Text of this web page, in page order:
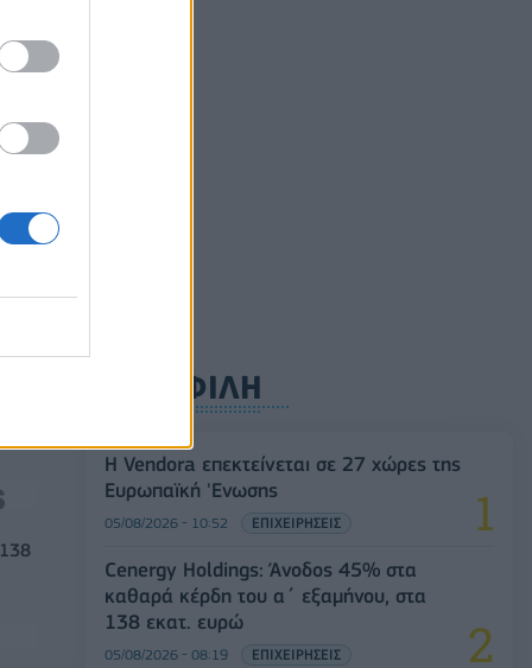
1,2
ΔΗΜΟΦΙΛΗ
Η Vendora επεκτείνεται σε 27 χώρες της
Ευρωπαϊκή 'Ενωσης
05/08/2026 - 10:52 ΕΠΙΧΕΙΡΗΣΕΙΣ
Cenergy Holdings: Άνοδος 45% στα
καθαρά κέρδη του α΄ εξαμήνου, στα
138 εκατ. ευρώ
05/08/2026 - 08:19 ΕΠΙΧΕΙΡΗΣΕΙΣ